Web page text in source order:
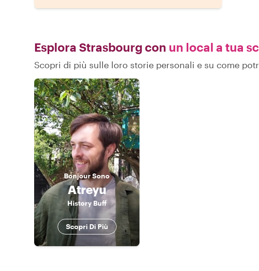
Esplora Strasbourg con un local a tua
Scopri di più sulle loro storie personali e su come
BonjourSono
Atreyu
History Buff
Scopri Di Più